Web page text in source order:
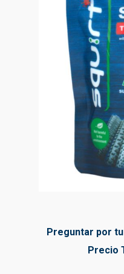
Preguntar por
Precio